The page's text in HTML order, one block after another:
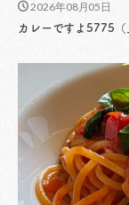
2026年08月05日
カレーですよ5775